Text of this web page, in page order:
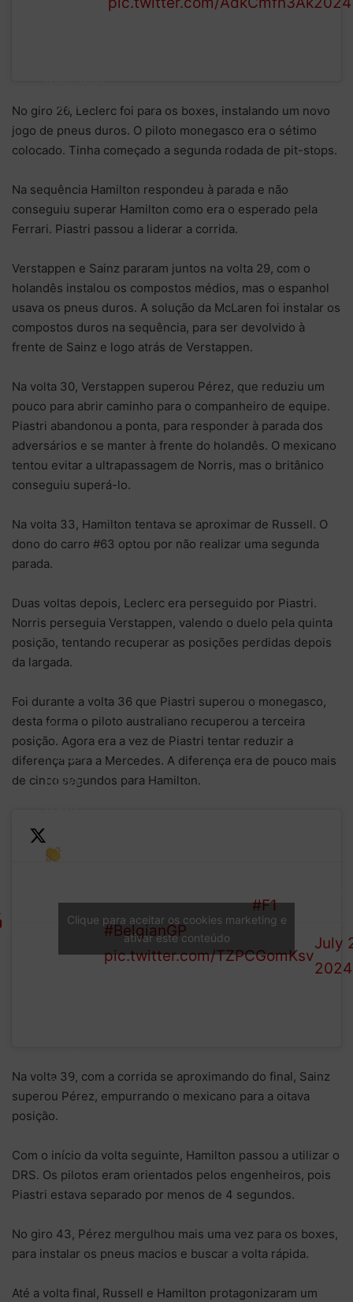
stop.
No giro 26, Leclerc foi para os boxes, instalando um novo
jogo de pneus duros. O piloto monegasco era o sétimo
colocado. Tinha começado a segunda rodada de pit-stops.
Na sequência Hamilton respondeu à parada e não
conseguiu superar Hamilton como era o esperado pela
Ferrari. Piastri passou a liderar a corrida.
Verstappen e Sainz pararam juntos na volta 29, com o
holandês instalou os compostos médios, mas o espanhol
usava os pneus duros. A solução da McLaren foi instalar os
compostos duros na sequência, para ser devolvido à
frente de Sainz e logo atrás de Verstappen.
Na volta 30, Verstappen superou Pérez, que reduziu um
pouco para abrir caminho para o companheiro de equipe.
Piastri abandonou a ponta, para responder à parada dos
adversários e se manter à frente do holandês. O mexicano
tentou evitar a ultrapassagem de Norris, mas o britânico
conseguiu superá-lo.
Na volta 33, Hamilton tentava se aproximar de Russell. O
dono do carro #63 optou por não realizar uma segunda
parada.
Duas voltas depois, Leclerc era perseguido por Piastri.
Norris perseguia Verstappen, valendo o duelo pela quinta
posição, tentando recuperar as posições perdidas depois
da largada.
Foi durante a volta 36 que Piastri superou o monegasco,
desta forma o piloto australiano recuperou a terceira
posição. Agora era a vez de Piastri tentar reduzir a
diferença para a Mercedes. A diferença era de pouco mais
de cinco segundos para Hamilton.
36/44
That’s a
mega
move
Piastri
gets
Leclerc
up to
P3!
Mercedes? Can he?!#F1
#BelgianGP
pic.twitter.com/TZPCGomKsv
July
2024
Clique para aceitar os cookies marketing e
ativar este conteúdo
Na volta 39, com a corrida se aproximando do final, Sainz
superou Pérez, empurrando o mexicano para a oitava
posição.
Com o início da volta seguinte, Hamilton passou a utilizar o
DRS. Os pilotos eram orientados pelos engenheiros, pois
Piastri estava separado por menos de 4 segundos.
No giro 43, Pérez mergulhou mais uma vez para os boxes,
para instalar os pneus macios e buscar a volta rápida.
Até a volta final, Russell e Hamilton protagonizaram um